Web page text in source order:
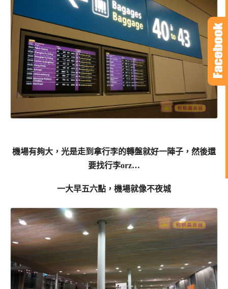
機場有夠大，光是走到拿行李的轉盤就好一陣子，然後還
要找行李orz…
一大早五六點，機場就像不夜城